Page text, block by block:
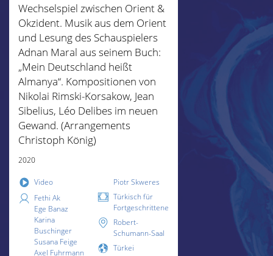
Wechselspiel zwischen Orient &
Okzident. Musik aus dem Orient
und Lesung des Schauspielers
Adnan Maral aus seinem Buch:
„Mein Deutschland heißt
Almanya“. Kompositionen von
Nikolai Rimski-Korsakow, Jean
Sibelius, Léo Delibes im neuen
Gewand. (Arrangements
Christoph König)
2020
Video
Fethi Ak
Ege Banaz
Karina
Buschinger
Susana Feige
Axel Fuhrmann
Piotr Skweres
Türkisch für
Fortgeschrittene
Robert-
Schumann-Saal
Türkei